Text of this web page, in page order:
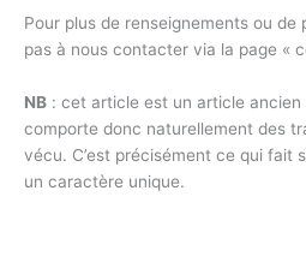
Pour plus de renseignements ou de
pas à nous contacter via la page «
NB : cet article est un article ancien
comporte donc naturellement des
vécu. C’est précisément ce qui fait
un caractère unique.